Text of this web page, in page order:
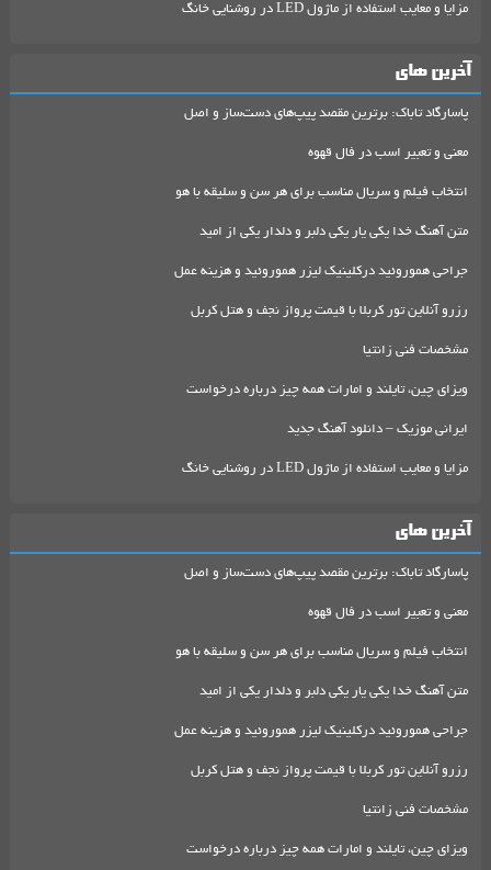
مزایا و معایب استفاده از ماژول LED در روشنایی خانگ
آخرین های
پاسارگاد تاباک: برترین مقصد پیپ‌های دست‌ساز و اصل
معنی و تعبیر اسب در فال قهوه
انتخاب فیلم و سریال مناسب برای هر سن و سلیقه با هو
متن آهنگ خدا یکی یار یکی دلبر و دلدار یکی از امید
جراحی هموروئید درکلینیک لیزر هموروئید و هزینه عمل
رزرو آنلاین تور کربلا با قیمت پرواز نجف و هتل کربل
مشخصات فنی زانتیا
ویزای چین، تایلند و امارات همه چیز درباره درخواست
ایرانی موزیک – دانلود آهنگ جدید
مزایا و معایب استفاده از ماژول LED در روشنایی خانگ
آخرین های
پاسارگاد تاباک: برترین مقصد پیپ‌های دست‌ساز و اصل
معنی و تعبیر اسب در فال قهوه
انتخاب فیلم و سریال مناسب برای هر سن و سلیقه با هو
متن آهنگ خدا یکی یار یکی دلبر و دلدار یکی از امید
جراحی هموروئید درکلینیک لیزر هموروئید و هزینه عمل
رزرو آنلاین تور کربلا با قیمت پرواز نجف و هتل کربل
مشخصات فنی زانتیا
ویزای چین، تایلند و امارات همه چیز درباره درخواست